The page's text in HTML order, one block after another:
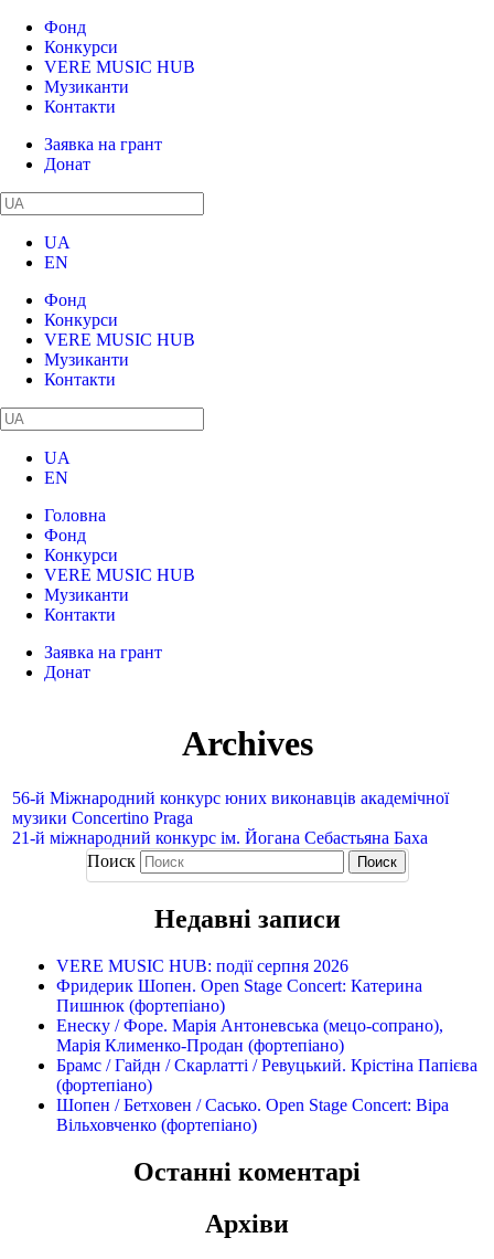
Фонд
Конкурси
VERE MUSIC HUB
Музиканти
Контакти
Заявка на грант
Донат
UA
EN
Фонд
Конкурси
VERE MUSIC HUB
Музиканти
Контакти
UA
EN
Головна
Фонд
Конкурси
VERE MUSIC HUB
Музиканти
Контакти
Заявка на грант
Донат
Archives
56-й Міжнародний конкурс юних виконавців академічної
музики Concertino Praga
21-й міжнародний конкурс ім. Йогана Себастьяна Баха
Поиск
Недавні записи
VERE MUSIC HUB: події серпня 2026
Фридерик Шопен. Open Stage Concert: Катерина
Пишнюк (фортепіано)
Енеску / Форе. Марія Антоневська (мецо-сопрано),
Марія Клименко-Продан (фортепіано)
Брамс / Гайдн / Скарлатті / Ревуцький. Крістіна Папієва
(фортепіано)
Шопен / Бетховен / Сасько. Open Stage Concert: Віра
Вільховченко (фортепіано)
Останні коментарі
Архіви